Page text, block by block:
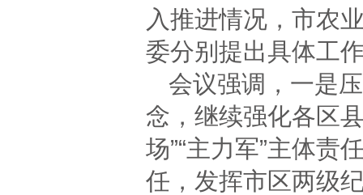
入推进情况，市农
委分别提出具体工
会议强调，一是
念，继续强化各区
场”“主力军”主体责
任，发挥市区两级